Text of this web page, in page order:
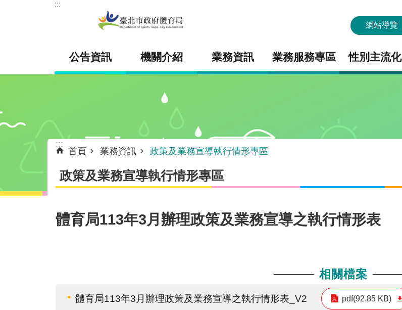
跳到主要內容區塊
:::
網站導覽
公告資訊 機關介紹 業務資訊 業務服務專區 性別主流化
:::
首頁 業務資訊 政策及業務宣導執行情形專區
政策及業務宣導執行情形專區
體育局113年3月辦理政策及業務宣導之執行情形表
相關檔案
體育局113年3月辦理政策及業務宣導之執行情形表_V2 pdf(92.85 KB)